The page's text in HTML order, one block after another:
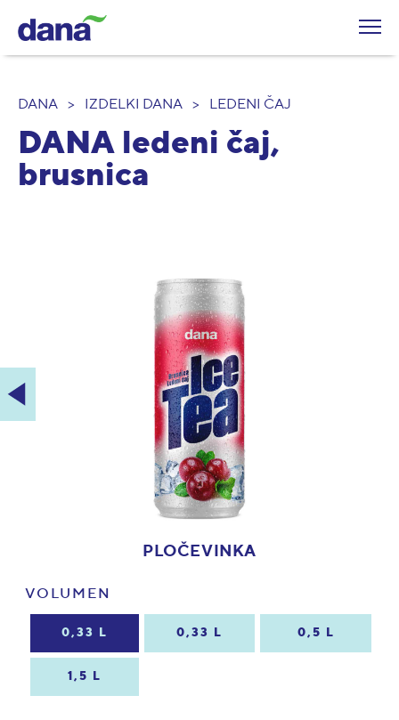
DANA > IZDELKI DANA > LEDENI ČAJ
DANA ledeni čaj,
brusnica
PLOČEVINKA
VOLUMEN
0,33 L 0,33 L 0,5 L
1,5 L